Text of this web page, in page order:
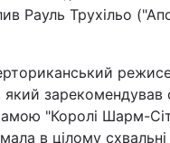
Рауль Трухільо
зарекомендував
"Королі Шарм-
в цілому схвальні